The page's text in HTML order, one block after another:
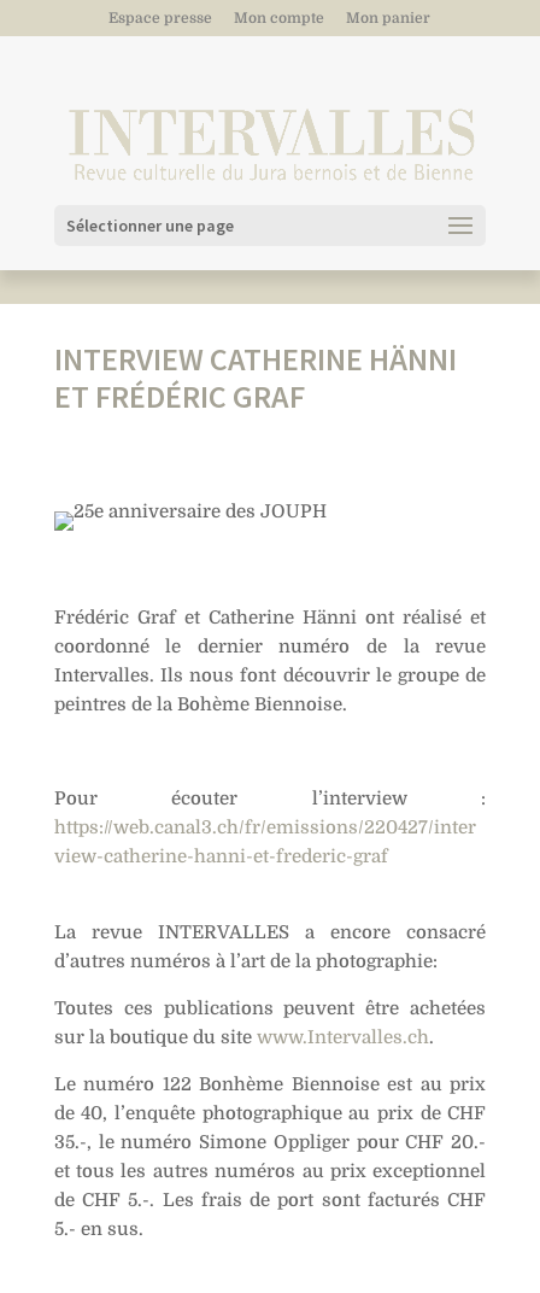
Espace presse Mon compte Mon panier
Sélectionner une page
INTERVIEW CATHERINE HÄNNI
ET FRÉDÉRIC GRAF
Frédéric Graf et Catherine Hänni ont réalisé et
coordonné le dernier numéro de la revue
Intervalles. Ils nous font découvrir le groupe de
peintres de la Bohème Biennoise.
Pour écouter l’interview :
https://web.canal3.ch/fr/emissions/220427/inter
view-catherine-hanni-et-frederic-graf
La revue INTERVALLES a encore consacré
d’autres numéros à l’art de la photographie:
Toutes ces publications peuvent être achetées
sur la boutique du site www.Intervalles.ch.
Le numéro 122 Bonhème Biennoise est au prix
de 40, l’enquête photographique au prix de CHF
35.-, le numéro Simone Oppliger pour CHF 20.-
et tous les autres numéros au prix exceptionnel
de CHF 5.-. Les frais de port sont facturés CHF
5.- en sus.